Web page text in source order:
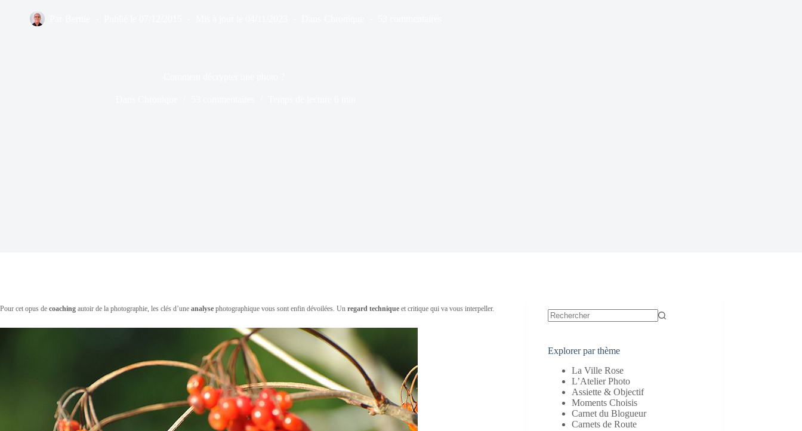
Pour cet opus de coaching autoir de la photographie, les clés d’une analyse photographique vous sont enfin dévoilées. Un regard technique et critique qui va vous interpeller.
Explorer par thème
La Ville Rose
L’Atelier Photo
Assiette & Objectif
Moments Choisis
Carnet du Blogueur
Carnets de Route